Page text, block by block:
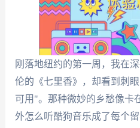
刚落地纽约的第一周，我在
伦的《七里香》，却看到刺
可用"。那种微妙的乡愁像卡
外怎么听酷狗音乐成了每个